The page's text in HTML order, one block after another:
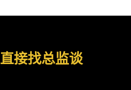
直接找总监谈